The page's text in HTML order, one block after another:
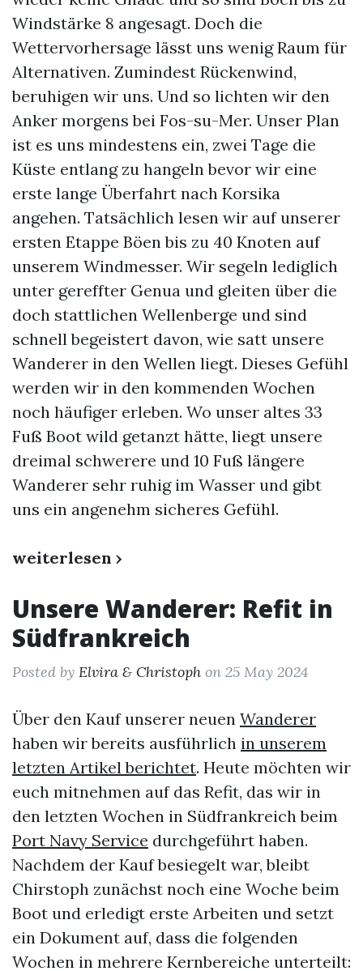
Windstärke 8 angesagt. Doch die
Wettervorhersage lässt uns wenig Raum für
Alternativen. Zumindest Rückenwind,
beruhigen wir uns. Und so lichten wir den
Anker morgens bei Fos-su-Mer. Unser Plan
ist es uns mindestens ein, zwei Tage die
Küste entlang zu hangeln bevor wir eine
erste lange Überfahrt nach Korsika
angehen. Tatsächlich lesen wir auf unserer
ersten Etappe Böen bis zu 40 Knoten auf
unserem Windmesser. Wir segeln lediglich
unter gereffter Genua und gleiten über die
doch stattlichen Wellenberge und sind
schnell begeistert davon, wie satt unsere
Wanderer in den Wellen liegt. Dieses Gefühl
werden wir in den kommenden Wochen
noch häufiger erleben. Wo unser altes 33
Fuß Boot wild getanzt hätte, liegt unsere
dreimal schwerere und 10 Fuß längere
Wanderer sehr ruhig im Wasser und gibt
uns ein angenehm sicheres Gefühl.
weiterlesen ›
Unsere Wanderer: Refit in
Südfrankreich
Posted by Elvira & Christoph on 25 May 2024
Über den Kauf unserer neuen Wanderer
haben wir bereits ausführlich in unserem
letzten Artikel berichtet. Heute möchten wir
euch mitnehmen auf das Refit, das wir in
den letzten Wochen in Südfrankreich beim
Port Navy Service durchgeführt haben.
Nachdem der Kauf besiegelt war, bleibt
Chirstoph zunächst noch eine Woche beim
Boot und erledigt erste Arbeiten und setzt
ein Dokument auf, dass die folgenden
Wochen in mehrere Kernbereiche unterteilt: